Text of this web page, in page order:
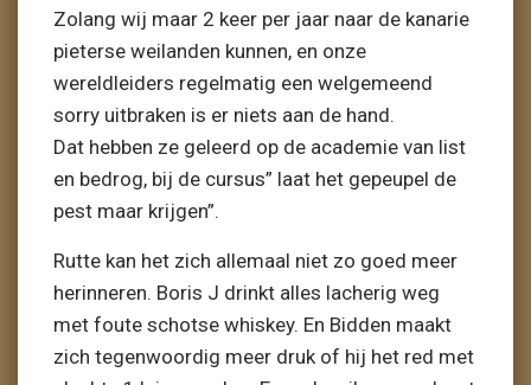
Zolang wij maar 2 keer per jaar naar de kanarie
pieterse weilanden kunnen, en onze
wereldleiders regelmatig een welgemeend
sorry uitbraken is er niets aan de hand.
Dat hebben ze geleerd op de academie van list
en bedrog, bij de cursus” laat het gepeupel de
pest maar krijgen”.
Rutte kan het zich allemaal niet zo goed meer
herinneren. Boris J drinkt alles lacherig weg
met foute schotse whiskey. En Bidden maakt
zich tegenwoordig meer druk of hij het red met